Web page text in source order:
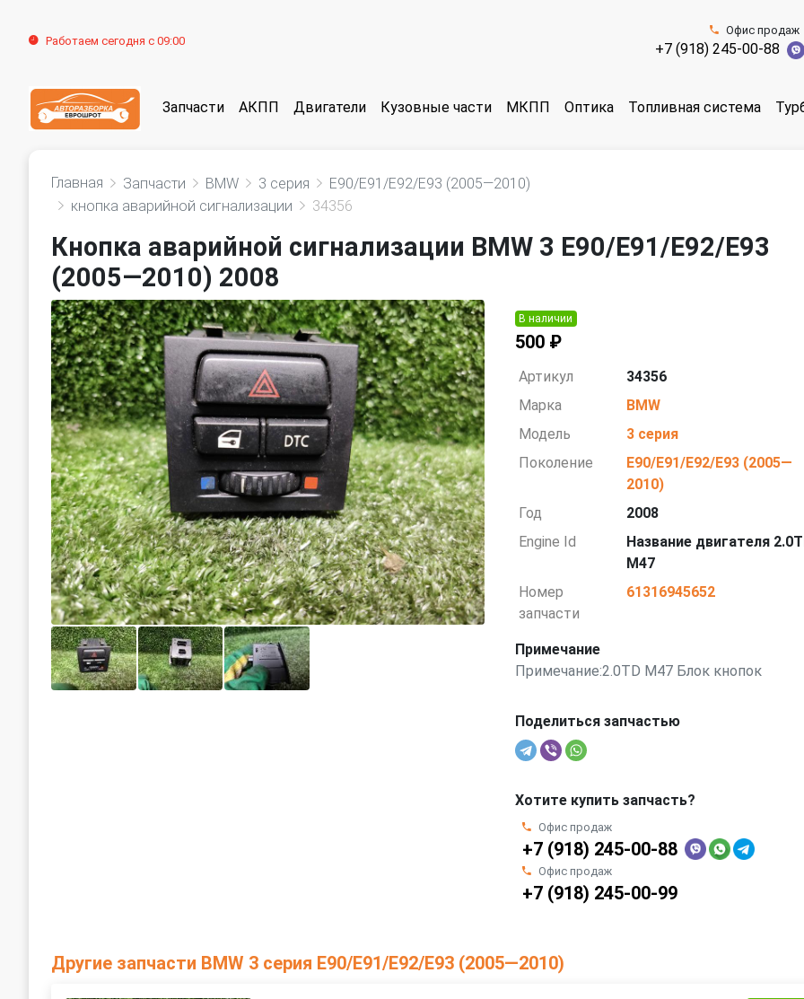
Работаем сегодня с 09:00
Офис продаж
+7 (918) 245-00-88
Запчасти АКПП Двигатели Кузовные части МКПП Оптика Топливная система
Главная Запчасти BMW 3 серия
E90/E91/E92/E93 (2005—2010)
кнопка аварийной сигнализации
34356
Кнопка аварийной сигнализации BMW 3 E90/E91/E92/E93
(2005—2010) 2008
В наличии
500 ₽
Артикул
34356
Марка
BMW
Модель
3 серия
Поколение
E90/E91/E92/E93 (2005—
2010)
Год
2008
Engine Id
Название двигателя
M47
Номер
запчасти
61316945652
Примечание
Примечание:2.0TD M47 Блок кнопок
Поделиться запчастью
Хотите купить запчасть?
Офис продаж
+7 (918) 245-00-88
Офис продаж
+7 (918) 245-00-99
Другие запчасти BMW 3 серия E90/E91/E92/E93 (2005—2010)